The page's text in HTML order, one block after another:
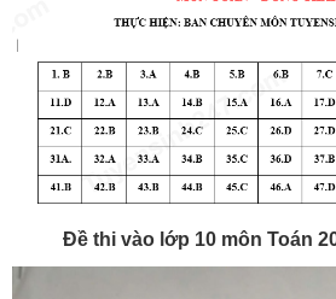
Đề thi vào lớp 10 môn Toán